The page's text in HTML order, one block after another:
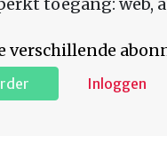
toegang: web,
verschillende
Inloggen